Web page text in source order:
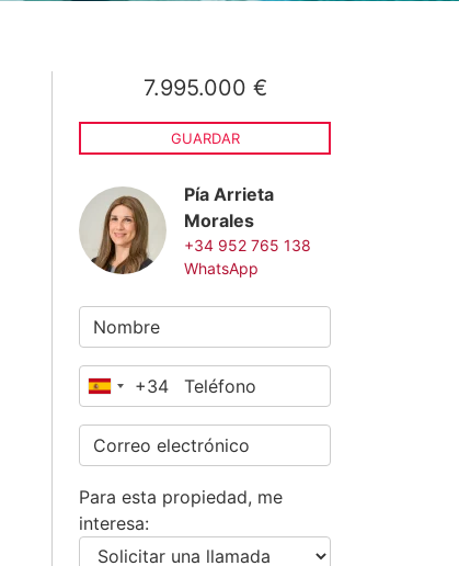
7.995.000 €
GUARDAR
Pía Arrieta
Morales
+34 952 765 138
WhatsApp
España
+34
Para esta propiedad, me
interesa: